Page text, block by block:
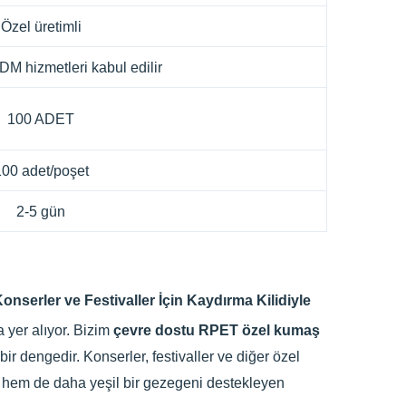
Özel üretimli
hizmetleri kabul edilir
100 ADET
adet/poşet
2-5 gün
ve Festivaller İçin Kaydırma Kilidiyle
yer alıyor. Bizim çevre dostu RPET özel kumaş
dengedir. Konserler, festivaller ve diğer özel
de daha yeşil bir gezegeni destekleyen